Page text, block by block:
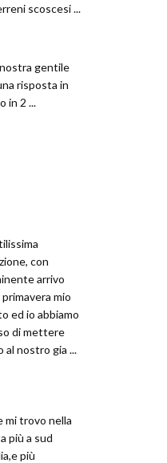
scoscesi ...
gentile
risposta in
in 2 ...
con
arrivo
mio
ed io abbiamo
di mettere
al nostro gia ...
mi trovo nella
più a sud
più